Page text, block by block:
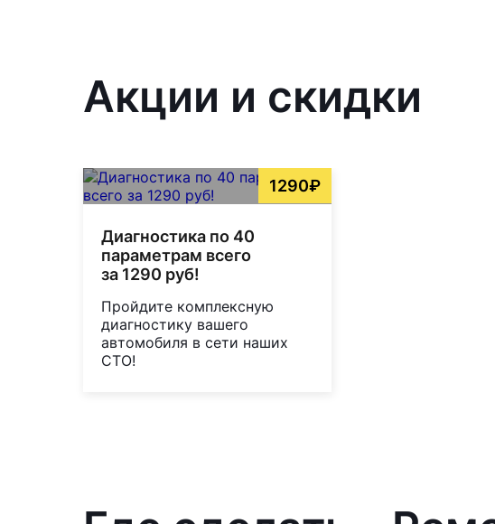
Акции и скидки
1290₽
Диагностика по 40
параметрам всего
за 1290 руб!
Пройдите комплексную
диагностику вашего
автомобиля в сети наших
СТО!